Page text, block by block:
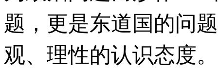
题，更是东道国的问
观、理性的认识态度